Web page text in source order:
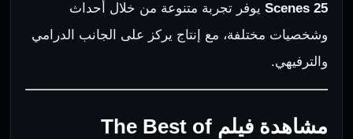
Scenes 25 يوفر تجربة متنوعة من خلال أحداث
وشخصيات مختلفة، مع إنتاج يركز على الجانب الدرامي
والترفيهي.
مشاهدة فيلم The Best of